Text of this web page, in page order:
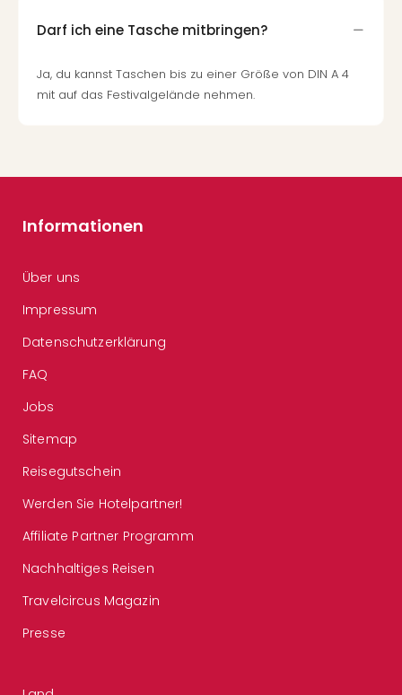
Darf ich eine Tasche mitbringen?
Ja, du kannst Taschen bis zu einer Größe von DIN A 4
mit auf das Festivalgelände nehmen.
Informationen
Über uns
Impressum
Datenschutzerklärung
FAQ
Jobs
Sitemap
Reisegutschein
Werden Sie Hotelpartner!
Affiliate Partner Programm
Nachhaltiges Reisen
Travelcircus Magazin
Presse